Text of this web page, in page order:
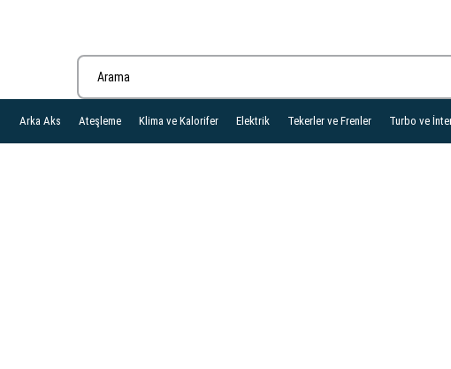
Arka Aks Ateşleme Klima ve Kalorifer Elektrik Tekerler ve Frenler Turbo ve